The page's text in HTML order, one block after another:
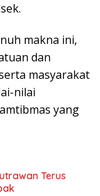
makna ini,
dan
masyarakat
nilai
yang
Terus